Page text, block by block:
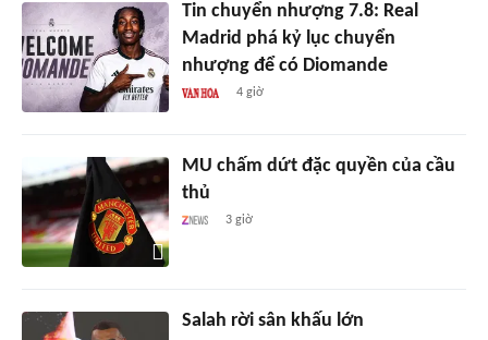
Tin chuyển nhượng 7.8: Real
Madrid phá kỷ lục chuyển
nhượng để có Diomande
4 giờ
MU chấm dứt đặc quyền của cầu
thủ
3 giờ
Salah rời sân khấu lớn